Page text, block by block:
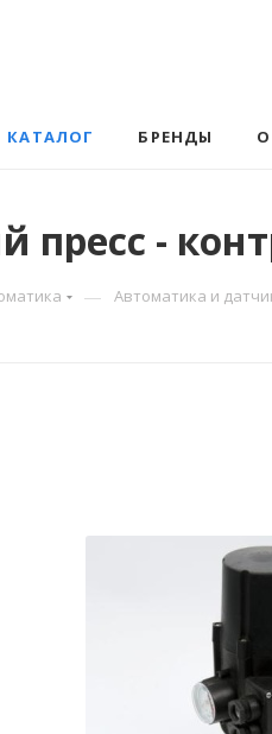
КАТАЛОГ БРЕНДЫ
-
— Автоматика и